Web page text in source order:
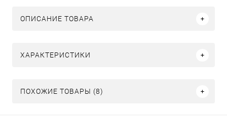
ОПИСАНИЕ ТОВАРА
ХАРАКТЕРИСТИКИ
ПОХОЖИЕ ТОВАРЫ (8)